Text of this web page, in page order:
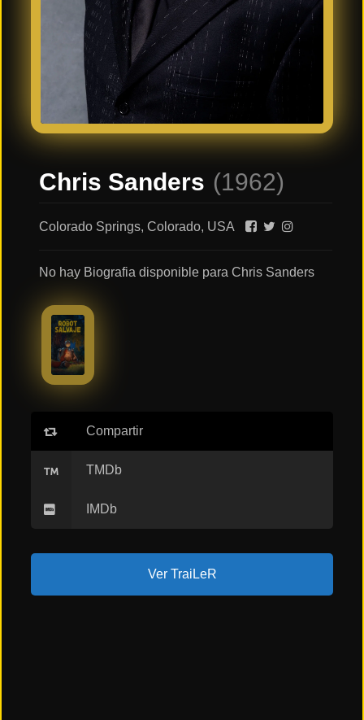
PLATAFORMAS
Series
ESTRENOS
CALENDARIO
de Cine
Chris Sanders (1962)
Colorado Springs, Colorado, USA
No hay Biografia disponible para Chris Sanders
Compartir
TMDb
IMDb
Ver TraiLeR